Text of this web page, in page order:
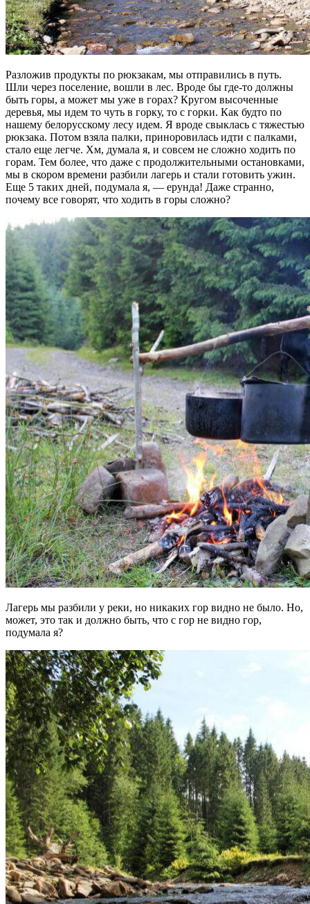
Разложив продукты по рюкзакам, мы отправились в путь.
Шли через поселение, вошли в лес. Вроде бы где-то должны
быть горы, а может мы уже в горах? Кругом высоченные
деревья, мы идем то чуть в горку, то с горки. Как будто по
нашему белорусскому лесу идем. Я вроде свыклась с тяжестью
рюкзака. Потом взяла палки, приноровилась идти с палками,
стало еще легче. Хм, думала я, и совсем не сложно ходить по
горам. Тем более, что даже с продолжительными остановками,
мы в скором времени разбили лагерь и стали готовить ужин.
Еще 5 таких дней, подумала я, — ерунда! Даже странно,
почему все говорят, что ходить в горы сложно?
Лагерь мы разбили у реки, но никаких гор видно не было. Но,
может, это так и должно быть, что с гор не видно гор,
подумала я?